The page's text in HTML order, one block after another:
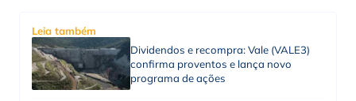
Leia também
Dividendos e recompra: Vale (VALE3)
confirma proventos e lança novo
programa de ações